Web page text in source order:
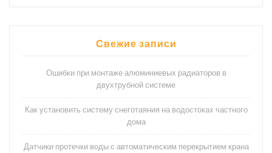
Свежие записи
Ошибки при монтаже алюминиевых радиаторов в
двухтрубной системе
Как установить систему снеготаяния на водостоках частного
дома
Датчики протечки воды с автоматическим перекрытием крана